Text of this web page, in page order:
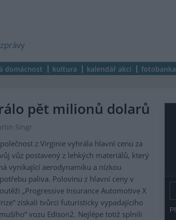
zprávy
domácnost kultura kalendář akcí fotobanka
pět milionů dolarů
Singr
z Virginie vyhrála hlavní cenu za
vůz postavený z lehkých materiálů, který
vynikající aerodynamiku a nízkou
paliva. Polovinu z hlavní ceny v
„Progressive Insurance Automotive X
získali tvůrci futuristicky vypadajícího
vozu Edison2. Nejlépe totiž splnili